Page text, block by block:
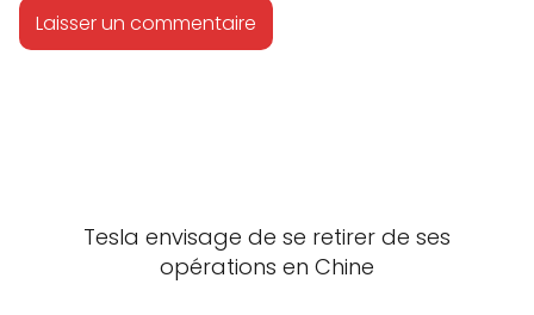
Tesla envisage de se retirer de ses
opérations en Chine